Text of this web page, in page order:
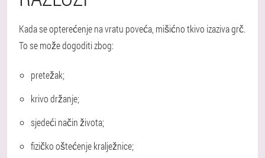
Kada se opterećenje na vratu poveća, mišićno tkivo izaziva grč.
To se može dogoditi zbog:
pretežak;
krivo držanje;
sjedeći način života;
fizičko oštećenje kralježnice;